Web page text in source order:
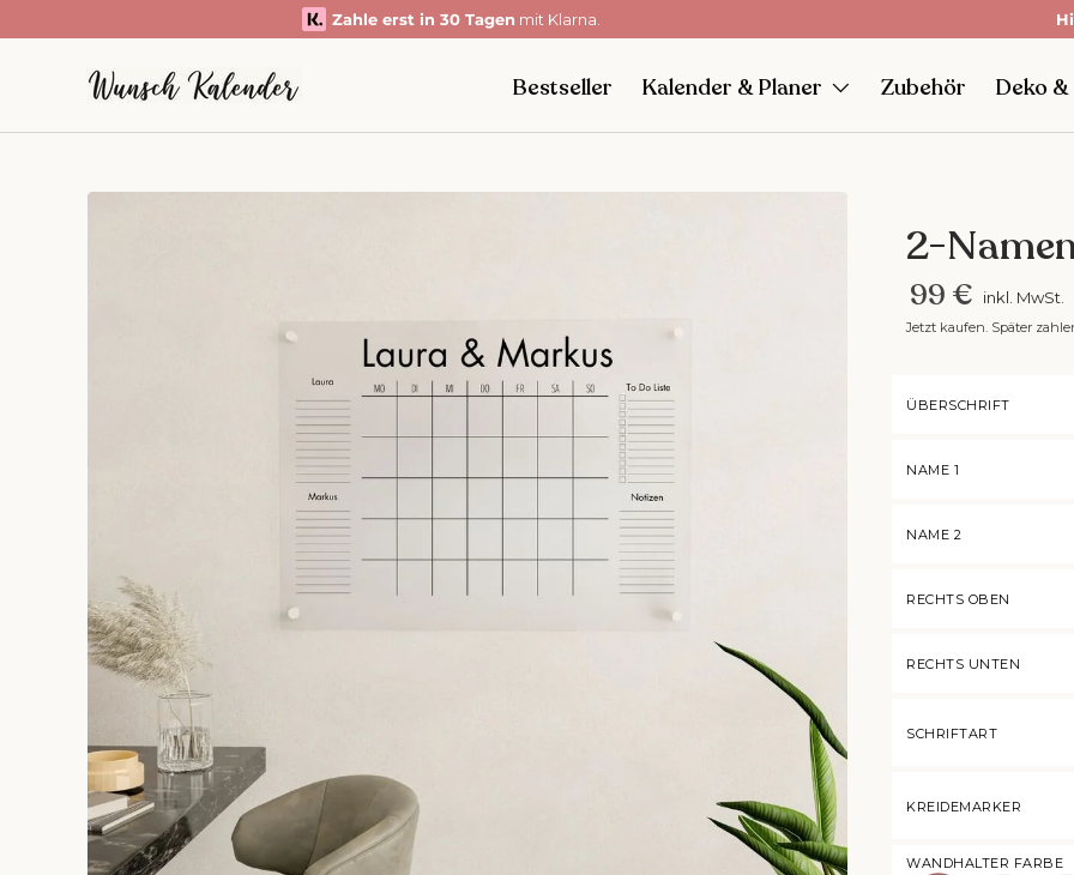
mit Klarna.
Bestseller Kalender & Planer Zubehör Deko &
2-
99 € inkl. MwSt.
Jetzt kaufen. Später
ÜBERSCHRIFT
NAME 1
NAME 2
RECHTS OBEN
RECHTS UNTEN
SCHRIFTART
KREIDEMARKER
WANDHALTER FARBE